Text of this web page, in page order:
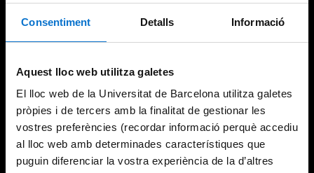
Consentiment Detalls Informació
Aquest lloc web utilitza galetes
El lloc web de la Universitat de Barcelona utilitza galetes
pròpies i de tercers amb la finalitat de gestionar les
vostres preferències (recordar informació perquè accediu
al lloc web amb determinades característiques que
puguin diferenciar la vostra experiència de la d’altres
Try again